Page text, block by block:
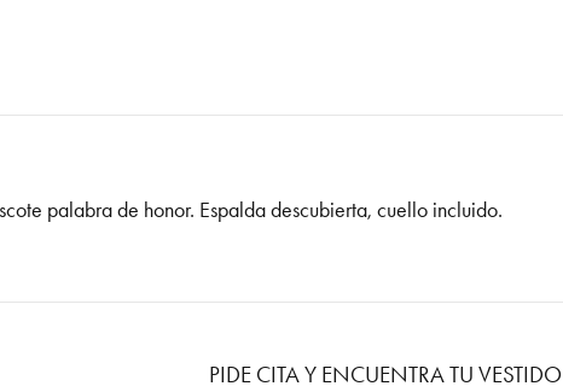
palabra de honor. Espalda descubierta, cuello incluido.
PIDE CITA Y ENCUENTRA TU VESTIDO